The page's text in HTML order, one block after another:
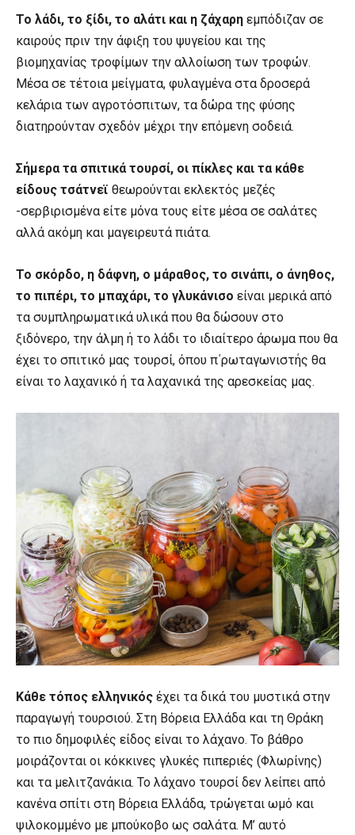
Το λάδι, το ξίδι, το αλάτι και η ζάχαρη εμπόδιζαν σε
καιρούς πριν την άφιξη του ψυγείου και της
βιομηχανίας τροφίμων την αλλοίωση των τροφών.
Μέσα σε τέτοια μείγματα, φυλαγμένα στα δροσερά
κελάρια των αγροτόσπιτων, τα δώρα της φύσης
διατηρούνταν σχεδόν μέχρι την επόμενη σοδειά.
Σήμερα τα σπιτικά τουρσί, οι πίκλες και τα κάθε
είδους τσάτνεϊ θεωρούνται εκλεκτός μεζές
-σερβιρισμένα είτε μόνα τους είτε μέσα σε σαλάτες
αλλά ακόμη και μαγειρευτά πιάτα.
Το σκόρδο, η δάφνη, ο μάραθος, το σινάπι, ο άνηθος,
το πιπέρι, το μπαχάρι, το γλυκάνισο είναι μερικά από
τα συμπληρωματικά υλικά που θα δώσουν στο
ξιδόνερο, την άλμη ή το λάδι το ιδιαίτερο άρωμα που θα
έχει το σπιτικό μας τουρσί, όπου π΄ρωταγωνιστής θα
είναι το λαχανικό ή τα λαχανικά της αρεσκείας μας.
Κάθε τόπος ελληνικός έχει τα δικά του μυστικά στην
παραγωγή τουρσιού. Στη Βόρεια Ελλάδα και τη Θράκη
το πιο δημοφιλές είδος είναι το λάχανο. Το βάθρο
μοιράζονται οι κόκκινες γλυκές πιπεριές (Φλωρίνης)
και τα μελιτζανάκια. Το λάχανο τουρσί δεν λείπει από
κανένα σπίτι στη Βόρεια Ελλάδα, τρώγεται ωμό και
ψιλοκομμένο με μπούκοβο ως σαλάτα. Μ’ αυτό